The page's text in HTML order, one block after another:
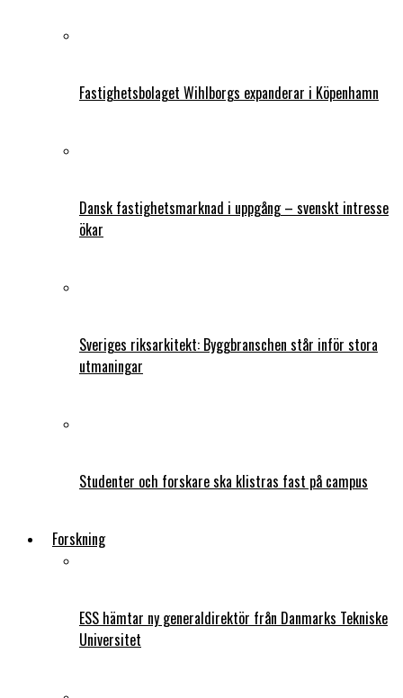
Fastighetsbolaget Wihlborgs expanderar i Köpenhamn
Dansk fastighetsmarknad i uppgång – svenskt intresse
ökar
Sveriges riksarkitekt: Byggbranschen står inför stora
utmaningar
Studenter och forskare ska klistras fast på campus
Forskning
ESS hämtar ny generaldirektör från Danmarks Tekniske
Universitet